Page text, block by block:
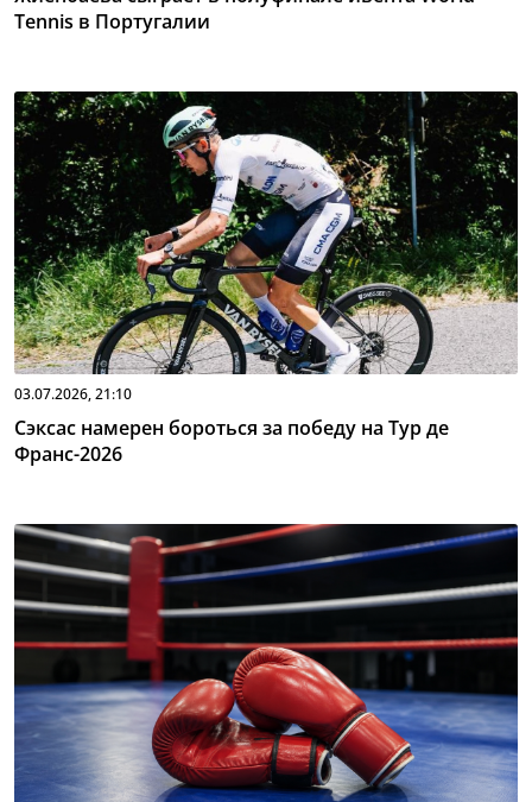
Tennis в Португалии
03.07.2026, 21:10
Сэксас намерен бороться за победу на Тур де
Франс-2026